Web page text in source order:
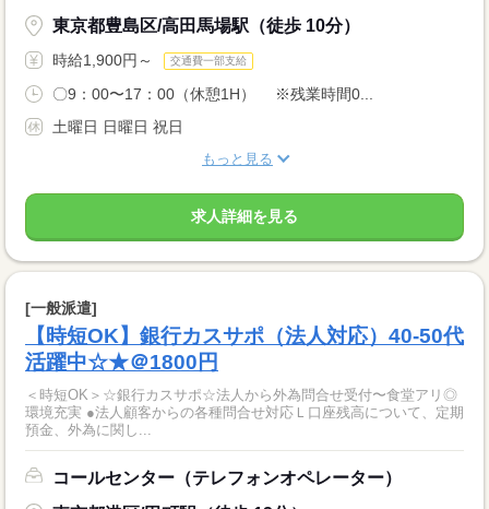
東京都豊島区/高田馬場駅（徒歩 10分）
時給1,900円～ 交通費一部支給
〇9：00〜17：00（休憩1H） ※残業時間0...
土曜日 日曜日 祝日
もっと見る
求人詳細を見る
[一般派遣]
【時短OK】銀行カスサポ（法人対応）40-50代
活躍中☆★＠1800円
＜時短OK＞☆銀行カスサポ☆法人から外為問合せ受付〜食堂アリ◎
環境充実 ●法人顧客からの各種問合せ対応Ｌ口座残高について、定期
預金、外為に関し...
コールセンター（テレフォンオペレーター）